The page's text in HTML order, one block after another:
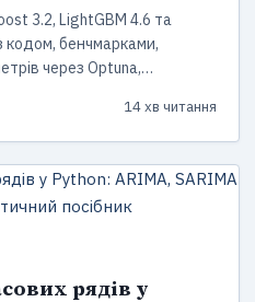
3.2, LightGBM 4.6 та
кодом, бенчмарками,
через Optuna,
14 хв читання
рядів у